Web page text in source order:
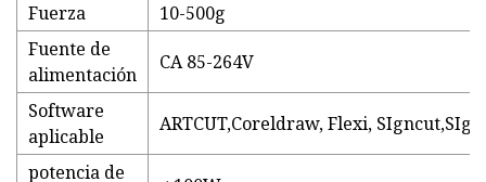
Fuerza
10-500g
Fuente de
alimentación
CA 85-264V
Software
aplicable
ARTCUT,Coreldraw, Flexi,
potencia de